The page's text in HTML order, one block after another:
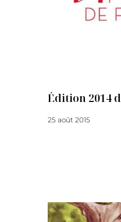
Édition 2014
25 août 2015